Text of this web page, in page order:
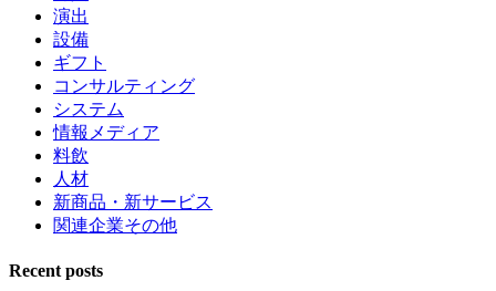
演出
設備
ギフト
コンサルティング
システム
情報メディア
料飲
人材
新商品・新サービス
関連企業その他
Recent posts